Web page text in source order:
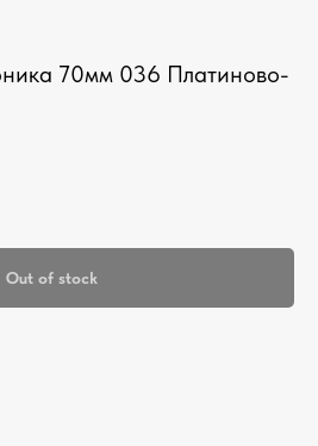
70мм 036 Платиново-
Out of stock